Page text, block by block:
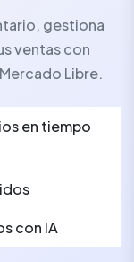
gestiona
ventas con
Libre.
en tiempo
con IA